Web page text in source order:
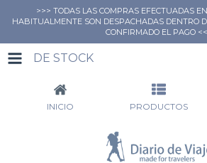
>>> TODAS LAS COMPRAS EFECTUADAS
HABITUALMENTE SON DESPACHADAS DENTRO
CONFIRMADO EL PAGO
DE STOCK
INICIO PRODUCTOS